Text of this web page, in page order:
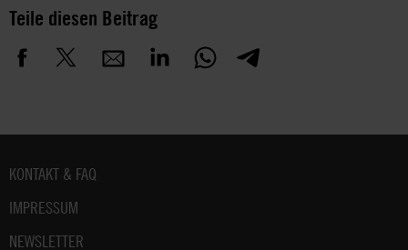
Teile diesen Beitrag
Fußbereich
KONTAKT & FAQ
IMPRESSUM
NEWSLETTER